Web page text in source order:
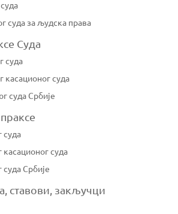
суда за људска права
Суда
суда
касационог суда
суда Србије
суда
суда
Србије
ставови, закључци